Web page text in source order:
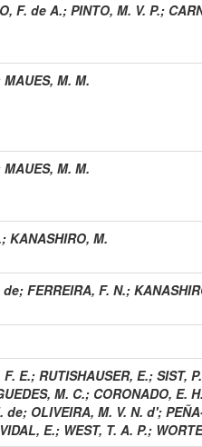
F. de A.; PINTO, M. V. P.;
MAUES, M. M.
MAUES, M. M.
; KANASHIRO, M.
de; FERREIRA, F. N.;
F. E.; RUTISHAUSER, E.; SIST, P.
M. C.; CORONADO, E. H.
de; OLIVEIRA, M. V. N. d';
VIDAL, E.; WEST, T. A. P.;